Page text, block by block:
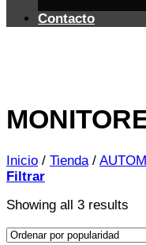
Contacto
Inicio / Tienda /
Filtrar
Showing all 3 results